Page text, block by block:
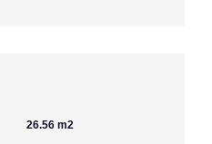
26.56 m2